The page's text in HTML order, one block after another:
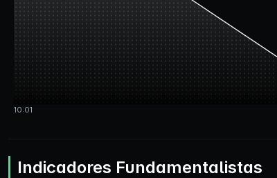
Indicadores Fundamentalistas